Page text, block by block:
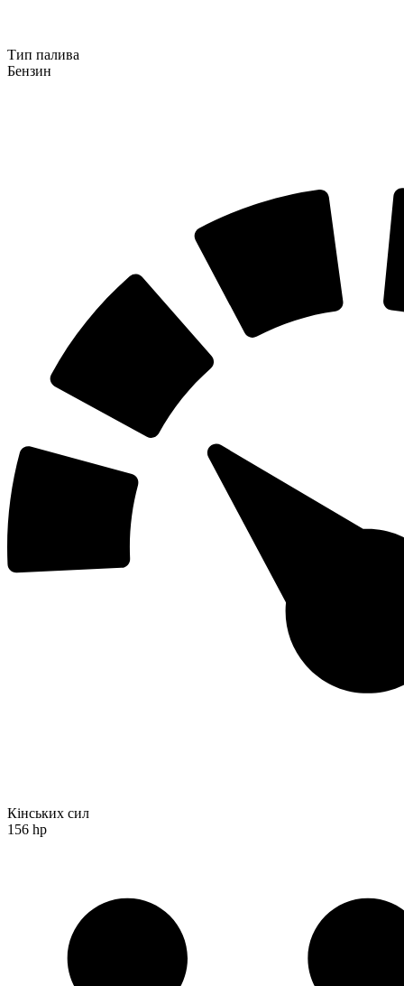
Тип палива
Бензин
Кінських сил
156 hp